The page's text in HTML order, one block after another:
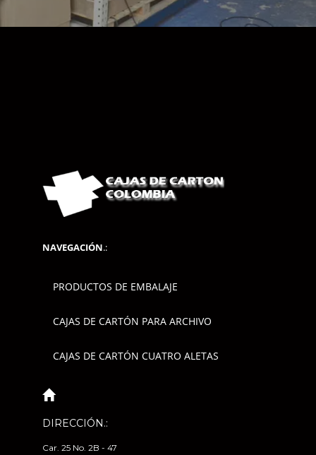
NAVEGACIÓN.:
PRODUCTOS DE EMBALAJE
CAJAS DE CARTÓN PARA ARCHIVO
CAJAS DE CARTÓN CUATRO ALETAS
DIRECCIÓN.:
Car. 25 No. 2B - 47